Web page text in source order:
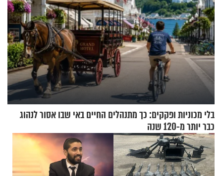
בלי מכוניות ופקקים: כך מתנהלים החיים באי שבו אסור לנהוג
כבר יותר מ-120 שנה